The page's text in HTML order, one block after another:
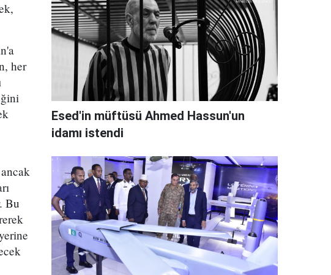
her
Bu
Esed'in müftüsü Ahmed Hassun'un
idamı istendi